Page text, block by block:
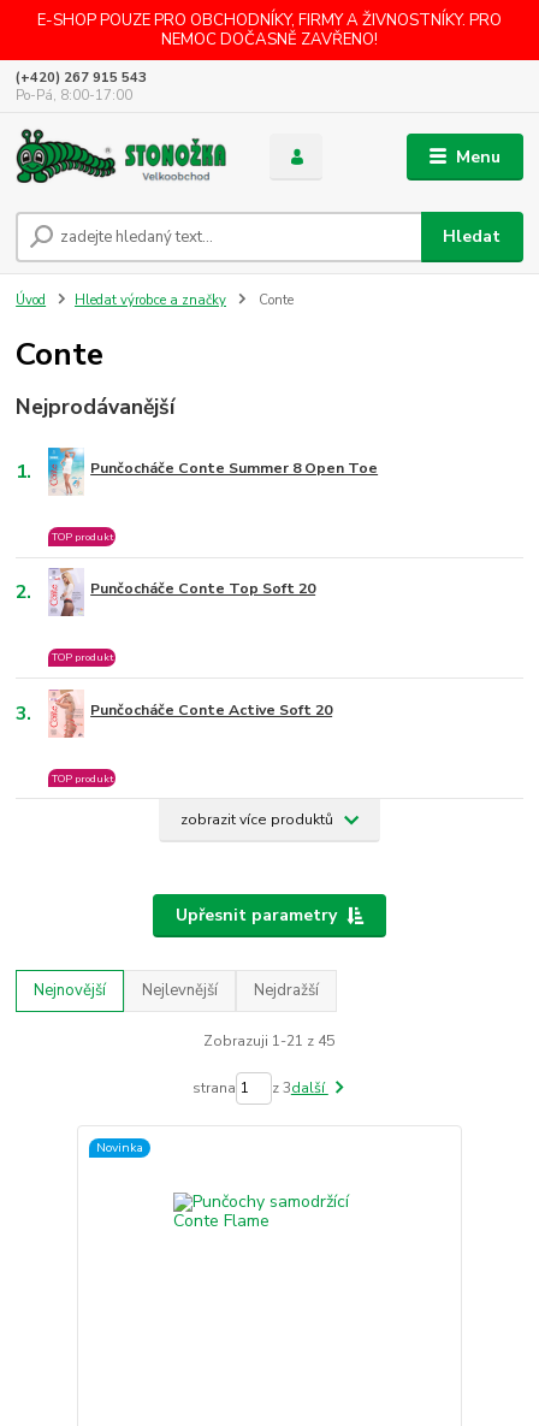
E-SHOP POUZE PRO OBCHODNÍKY, FIRMY A ŽIVNOSTNÍKY. PRO
NEMOC DOČASNĚ ZAVŘENO!
Menu
Hledat
(+420) 267 915 543
Po-Pá, 8:00-17:00
Úvod Hledat výrobce a značky Conte
Conte
Nejprodávanější
1. Punčocháče Conte Summer 8 Open Toe
TOP produkt
2. Punčocháče Conte Top Soft 20
TOP produkt
3. Punčocháče Conte Active Soft 20
TOP produkt
zobrazit více produktů
Upřesnit parametry
Nejnovější Nejlevnější Nejdražší
Zobrazuji 1-21 z 45
strana z 3další
Novinka